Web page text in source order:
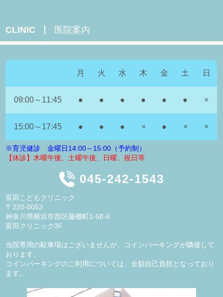
CLINIC 医院案内
月 火 水 木 金 土 日
09:00～11:45 ● ● ● ● ● ● ×
15:00～17:45 ● ● ● × ● × ×
※育児健診 金曜日14:00～15:00（予約制）
【休診】木曜午後、土曜午後、日曜、祝日等
045-242-1543
富田こどもクリニック
〒220-0053
神奈川県横浜市西区藤棚町1-58-6
富田クリニック3F
当院専用の駐車場はございませんが、コインパーキングが隣接して
おります。
コインパーキングのご利用については、全額自己負担となっており
ます。